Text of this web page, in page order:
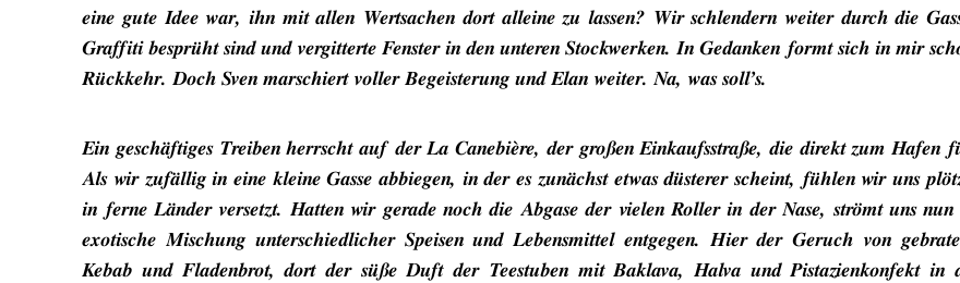
eine gute Idee war, ihn mit allen Wertsachen dort alleine zu lassen? Wir schlendern weiter durch die
Graffiti besprüht sind und vergitterte Fenster in den unteren Stockwerken. In Gedanken formt sich in mir
Rückkehr. Doch Sven marschiert voller Begeisterung und Elan weiter. Na, was soll’s.
Ein geschäftiges Treiben herrscht auf der La Canebière, der großen Einkaufsstraße, die direkt zum Hafen
Als wir zufällig in eine kleine Gasse abbiegen, in der es zunächst etwas düsterer scheint, fühlen wir uns
in ferne Länder versetzt. Hatten wir gerade noch die Abgase der vielen Roller in der Nase, strömt uns nun
exotische Mischung unterschiedlicher Speisen und Lebensmittel entgegen. Hier der Geruch von
Kebab und Fladenbrot, dort der süße Duft der Teestuben mit Baklava, Halva und Pistazienkonfekt in